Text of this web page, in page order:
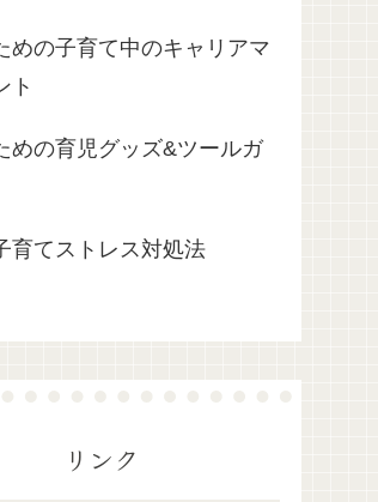
めの子育て中のキャリアマ
ト
めの育児グッズ&ツールガ
育てストレス対処法
リンク